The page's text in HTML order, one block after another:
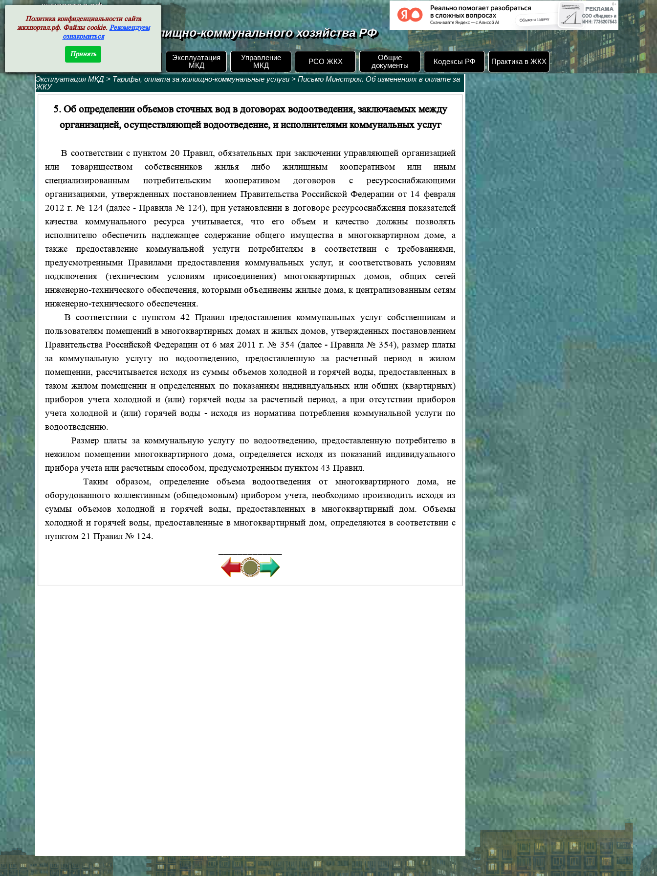
ЖКХ РФ.
Эксплуатация
МКД
Управление
МКД
РСО ЖКХ
Общие
документы
Кодексы РФ Практика в ЖКХ
Документы жилищно-коммунального хозяйства РФ
жкхпортал.рф
Эксплуатация МКД > Тарифы, оплата за жилищно-коммунальные услуги >Письмо Минстроя. Об изменениях в оплате за
ЖКУ
5. Об определении объемов сточных вод в договорах водоотведения, заключаемых между
организацией, осуществляющей водоотведение, и исполнителями коммунальных услуг
В соответствии с пунктом 20 Правил, обязательных при заключении управляющей организацией
или товариществом собственников жилья либо жилищным кооперативом или иным
специализированным потребительским кооперативом договоров с ресурсоснабжающими
организациями, утвержденных постановлением Правительства Российской Федерации от 14 февраля
2012 г. № 124 (далее - Правила № 124), при установлении в договоре ресурсоснабжения показателей
качества коммунального ресурса учитывается, что его объем и качество должны позволять
исполнителю обеспечить надлежащее содержание общего имущества в многоквартирном доме, а
также предоставление коммунальной услуги потребителям в соответствии с требованиями,
предусмотренными Правилами предоставления коммунальных услуг, и соответствовать условиям
подключения (техническим условиям присоединения) многоквартирных домов, общих сетей
инженерно-технического обеспечения, которыми объединены жилые дома, к централизованным сетям
инженерно-технического обеспечения.
В соответствии с пунктом 42 Правил предоставления коммунальных услуг собственникам и
пользователям помещений в многоквартирных домах и жилых домов, утвержденных постановлением
Правительства Российской Федерации от 6 мая 2011 г. № 354 (далее - Правила № 354), размер платы
за коммунальную услугу по водоотведению, предоставленную за расчетный период в жилом
помещении, рассчитывается исходя из суммы объемов холодной и горячей воды, предоставленных в
таком жилом помещении и определенных по показаниям индивидуальных или общих (квартирных)
приборов учета холодной и (или) горячей воды за расчетный период, а при отсутствии приборов
учета холодной и (или) горячей воды - исходя из норматива потребления коммунальной услуги по
водоотведению.
Размер платы за коммунальную услугу по водоотведению, предоставленную потребителю в
нежилом помещении многоквартирного дома, определяется исходя из показаний индивидуального
прибора учета или расчетным способом, предусмотренным пунктом 43 Правил.
Таким образом, определение объема водоотведения от многоквартирного дома, не
оборудованного коллективным (общедомовым) прибором учета, необходимо производить исходя из
суммы объемов холодной и горячей воды, предоставленных в многоквартирный дом. Объемы
холодной и горячей воды, предоставленные в многоквартирный дом, определяются в соответствии с
пунктом 21 Правил № 124.
Политика конфиденциальности сайта
жкхпортал.рф. Файлы cookie. Рекомендуем
ознакомиться
Принять